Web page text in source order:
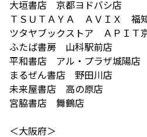
大垣書店 京都ヨドバシ店
ＴＳＵＴＡＹＡ ＡＶＩＸ 福
ツタヤブックストア ＡＰＩＴ
ふたば書房 山科駅前店
平和書店 アル・プラザ城陽店
まるぜん書店 野田川店
未来屋書店 高の原店
宮脇書店 舞鶴店
＜大阪府＞